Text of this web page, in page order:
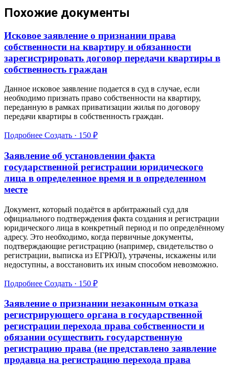
Похожие документы
Исковое заявление о признании права
собственности на квартиру и обязанности
зарегистрировать договор передачи квартиры в
собственность граждан
Данное исковое заявление подается в суд в случае, если
необходимо признать право собственности на квартиру,
переданную в рамках приватизации жилья по договору
передачи квартиры в собственность граждан.
Подробнее Создать · 150 ₽
Заявление об установлении факта
государственной регистрации юридического
лица в определенное время и в определенном
месте
Документ, который подаётся в арбитражный суд для
официального подтверждения факта создания и регистрации
юридического лица в конкретный период и по определённому
адресу. Это необходимо, когда первичные документы,
подтверждающие регистрацию (например, свидетельство о
регистрации, выписка из ЕГРЮЛ), утрачены, искажены или
недоступны, а восстановить их иным способом невозможно.
Подробнее Создать · 150 ₽
Заявление о признании незаконным отказа
регистрирующего органа в государственной
регистрации перехода права собственности и
обязании осуществить государственную
регистрацию права (не представлено заявление
продавца на регистрацию перехода права